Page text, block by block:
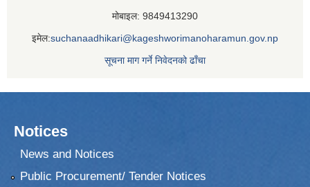
मोबाइल: 9849413290
इमेल:suchanaadhikari@kageshworimanoharamun.gov.np
सूचना माग गर्ने निवेदनको ढाँचा
Notices
News and Notices
Public Procurement/ Tender Notices